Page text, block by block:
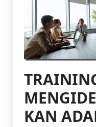
KAN